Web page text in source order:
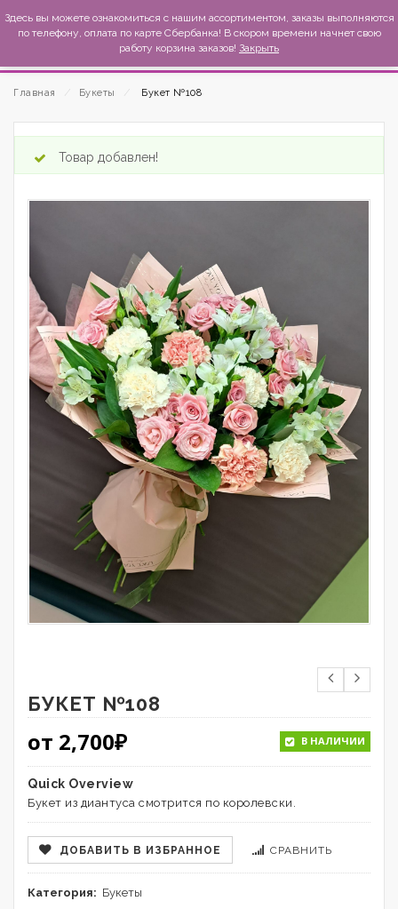
MexиKo
Главная Букеты Букет №108
Товар добавлен!
БУКЕТ №108
от 2,700₽ В НАЛИЧИИ
Quick Overview
Букет из диантуса смотрится по королевски.
ДОБАВИТЬ В ИЗБРАННОЕ СРАВНИТЬ
Категория: Букеты
Здесь вы можете ознакомиться с нашим ассортиментом, заказы выполняются
по телефону, оплата по карте Сбербанка! В скором времени начнет свою
работу корзина заказов! Закрыть